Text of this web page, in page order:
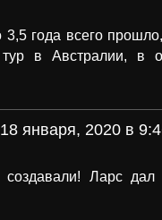
3,5 года всего
в Австралии, в
января, 2020 в
Ларс дал